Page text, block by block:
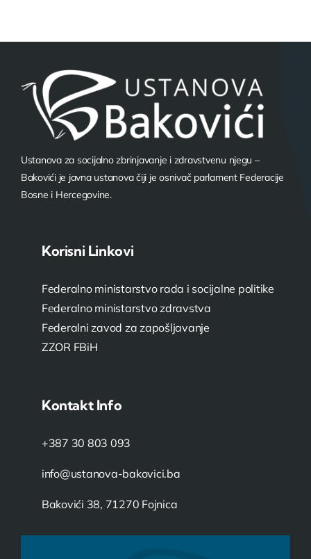
Ustanova za socijalno zbrinjavanje i zdravstvenu njegu –
Bakovići je javna ustanova čiji je osnivač parlament Federacije
Bosne i Hercegovine.
Korisni Linkovi
Federalno ministarstvo rada i socijalne politike
Federalno ministarstvo zdravstva
Federalni zavod za zapošljavanje
ZZOR FBiH
Kontakt Info
+387 30 803 093
info@ustanova-bakovici.ba
Bakovići 38, 71270 Fojnica